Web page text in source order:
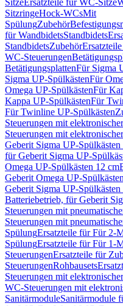
SitzeErsatzteile für WC-Sitze
SitzringeHock-WCsMit
SpülungZubehör
für WandbidetsStandbidets
StandbidetsZubehör
WC-Steuerungen
BetätigungsplattenFür Sigma
Sigma UP-SpülkästenFür
Omega UP-SpülkästenFür
Kappa UP-SpülkästenFür
Für Twinline UP-Spülkästen
Steuerungen mit
Steuerungen mit
Geberit Sigma UP-Spülkästen
für Geberit Sigma UP-
Omega UP-Spülkästen 12 cm
Geberit Omega UP-
Geberit Sigma UP-Spülkästen
Batteriebetrieb, für Geberit
Steuerungen mit
Steuerungen mit
SpülungErsatzteile für Für 2-
SpülungErsatzteile für Für 1-
SteuerungenErsatzteile für
SteuerungenRohbausets
Steuerungen mit
WC-Steuerungen mit
SanitärmoduleSanitärmodule